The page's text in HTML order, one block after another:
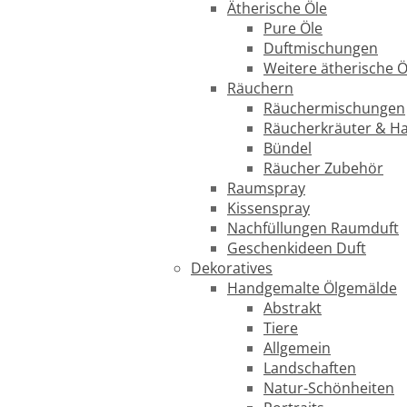
Ätherische Öle
Pure Öle
Duftmischungen
Weitere ätherische
Räuchern
Räuchermischungen
Räucherkräuter &
Bündel
Räucher Zubehör
Raumspray
Kissenspray
Nachfüllungen Raumduft
Geschenkideen Duft
Dekoratives
Handgemalte Ölgemälde
Abstrakt
Tiere
Allgemein
Landschaften
Natur-Schönheiten